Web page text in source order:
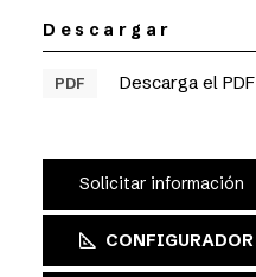
Descargar
PDF Descarga el PDF
Solicitar información
CONFIGURADOR